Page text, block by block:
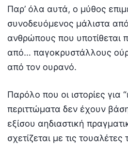
Παρ’ όλα αυτά, ο μύθος
συνοδευόμενος μάλιστα από
ανθρώπους που
από… παγοκρυστάλλους
από τον ουρανό.
Παρόλο που οι ιστορίες για
περιττώματα δεν έχουν
εξίσου αηδιαστική
σχετίζεται με τις